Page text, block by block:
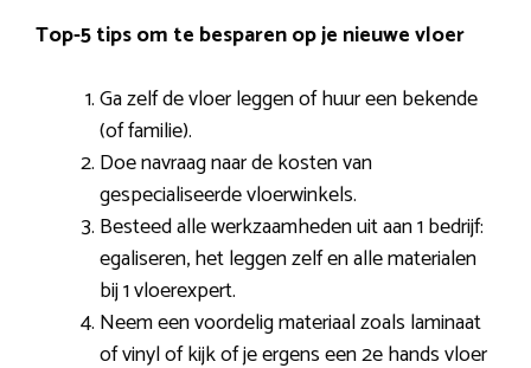
Top-5 tips om te besparen op je nieuwe vloer
Ga zelf de vloer leggen of huur een bekende
(of familie).
Doe navraag naar de kosten van
gespecialiseerde vloerwinkels.
Besteed alle werkzaamheden uit aan 1 bedrijf:
egaliseren, het leggen zelf en alle materialen
bij 1 vloerexpert.
Neem een voordelig materiaal zoals laminaat
of vinyl of kijk of je ergens een 2e hands vloer